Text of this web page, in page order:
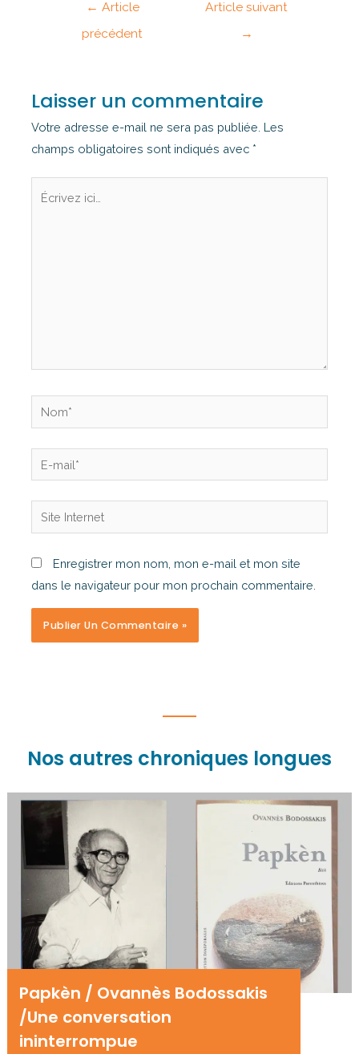
← Article
précédent
Article suivant
→
Laisser un commentaire
Votre adresse e-mail ne sera pas publiée. Les
champs obligatoires sont indiqués avec *
Enregistrer mon nom, mon e-mail et mon site
dans le navigateur pour mon prochain commentaire.
Nos autres chroniques longues
Papkèn / Ovannès Bodossakis
/Une conversation
ininterrompue